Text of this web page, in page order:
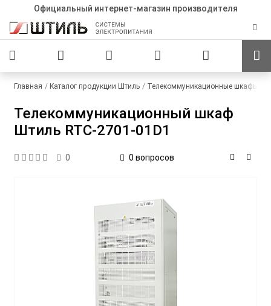
Официальный интернет-магазин производителя
Главная Каталог продукции Штиль Телекоммуникационные шкафы
Телекоммуникационный шкаф
Штиль RTC-2701-01D1
0 0 вопросов